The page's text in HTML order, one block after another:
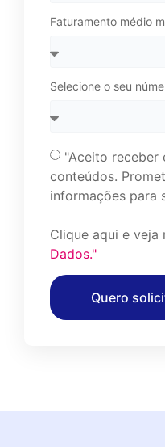
Faturamento médio
Selecione o seu
"Aceito receber
conteúdos.
informações para
Clique aqui e veja
Dados."
Quero